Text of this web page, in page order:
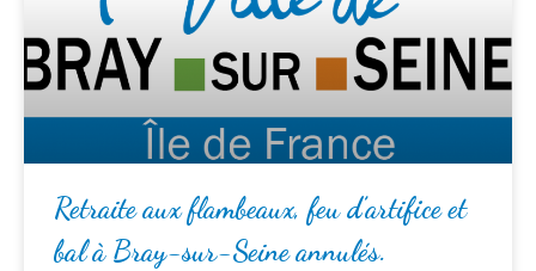
Retraite aux flambeaux, feu d’artifice et
bal à Bray-sur-Seine annulés.